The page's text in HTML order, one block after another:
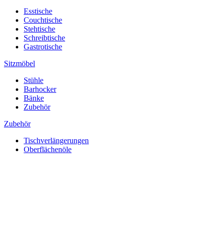
Esstische
Couchtische
Stehtische
Schreibtische
Gastrotische
Sitzmöbel
Stühle
Barhocker
Bänke
Zubehör
Zubehör
Tischverlängerungen
Oberflächenöle